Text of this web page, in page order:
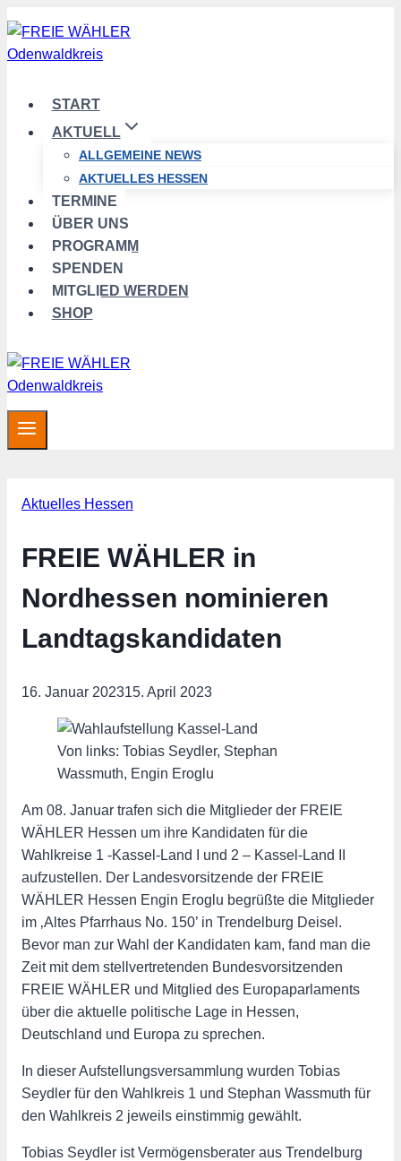
Zum
Inhalt
springen
START
AKTUELL
ALLGEMEINE NEWS
AKTUELLES HESSEN
TERMINE
ÜBER UNS
PROGRAMM
SPENDEN
MITGLIED WERDEN
SHOP
Aktuelles Hessen
FREIE WÄHLER in
Nordhessen nominieren
Landtagskandidaten
16. Januar 202315. April 2023
Von links: Tobias Seydler, Stephan
Wassmuth, Engin Eroglu
Am 08. Januar trafen sich die Mitglieder der FREIE
WÄHLER Hessen um ihre Kandidaten für die
Wahlkreise 1 -Kassel-Land I und 2 – Kassel-Land II
aufzustellen. Der Landesvorsitzende der FREIE
WÄHLER Hessen Engin Eroglu begrüßte die Mitglieder
im ‚Altes Pfarrhaus No. 150’ in Trendelburg Deisel.
Bevor man zur Wahl der Kandidaten kam, fand man die
Zeit mit dem stellvertretenden Bundesvorsitzenden
FREIE WÄHLER und Mitglied des Europaparlaments
über die aktuelle politische Lage in Hessen,
Deutschland und Europa zu sprechen.
In dieser Aufstellungsversammlung wurden Tobias
Seydler für den Wahlkreis 1 und Stephan Wassmuth für
den Wahlkreis 2 jeweils einstimmig gewählt.
Tobias Seydler ist Vermögensberater aus Trendelburg